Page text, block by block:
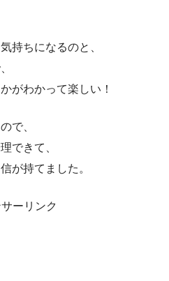
持ちになるのと、
がわかって楽しい！
で、
できて、
が持てました。
ーリンク